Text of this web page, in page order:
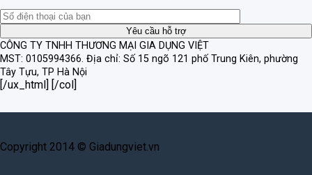
CÔNG TY TNHH THƯƠNG MẠI GIA DỤNG VIỆT
MST: 0105994366. Địa chỉ: Số 15 ngõ 121 phố Trung Kiên, phường
Tây Tựu, TP Hà Nội
[/ux_html] [/col]
Copyright 2014 © Giadungviet.vn